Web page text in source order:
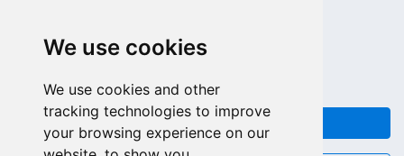
We use cookies
We use cookies and other
tracking technologies to improve
your browsing experience on our
+55 81 97102-7382
FEEDBACK